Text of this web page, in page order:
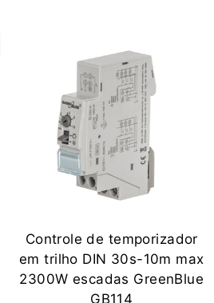
Controle de temporizador
em trilho DIN 30s-10m max
2300W escadas GreenBlue
GB114